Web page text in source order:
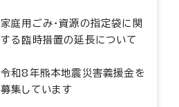
家庭用ごみ・資源の指定袋に関
する臨時措置の延長について
令和8年熊本地震災害義援金を
募集しています